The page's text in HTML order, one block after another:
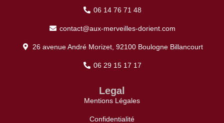
06 14 76 71 48
contact@aux-merveilles-dorient.com
26 avenue André Morizet, 92100 Boulogne Billancourt
06 29 15 17 17
Legal
Mentions Légales
Confidentialité